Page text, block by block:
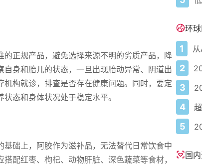
正规产品，避免选择来源不明的劣质产品，降
身和胎儿的状态，一旦出现胎动异常、阴道出
构就诊，排查是否存在健康问题。同时，要定
态和身体状况处于稳定水平。
础上，阿胶作为滋补品，无法替代日常饮食中
配红枣、枸杞、动物肝脏、深色蔬菜等食材，
环
1
2
3
4
5
国